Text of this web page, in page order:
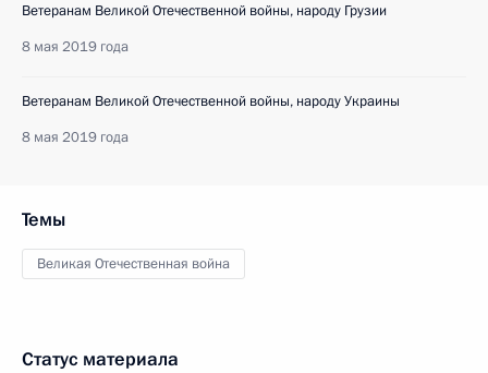
Ветеранам Великой Отечественной войны, народу Грузии
8 мая 2019 года
Ветеранам Великой Отечественной войны, народу Украины
8 мая 2019 года
Темы
Великая Отечественная война
Статус материала